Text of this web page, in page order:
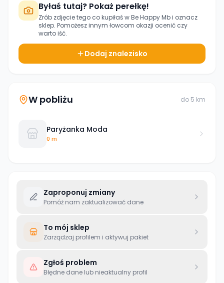
Byłaś tutaj? Pokaż perełkę!
Zrób zdjęcie tego co kupiłaś wBe Happy Mbi oznacz
sklep. Pomożesz innym łowcom okazji ocenić czy
warto iść.
Dodaj znalezisko
W pobliżu do 5 km
Paryżanka Moda
0 m
Zaproponuj zmiany
Pomóż nam zaktualizować dane
To mój sklep
Zarządzaj profilem i aktywuj pakiet
Zgłoś problem
Błędne dane lub nieaktualny profil